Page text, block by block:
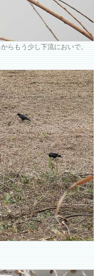
らもう少し下流においで。